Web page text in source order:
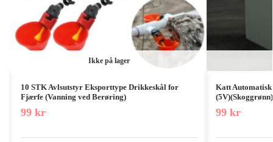
Ikke på lager
10 STK Avlsutstyr Eksporttype Drikkeskål for
Fjærfe (Vanning ved Berøring)
99 kr
Katt
(5V)(Skoggrønn)
99 kr